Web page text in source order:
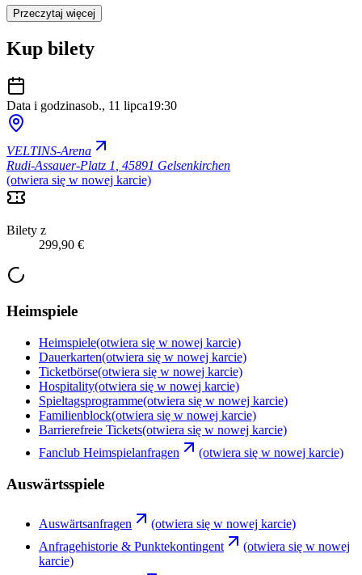
Przeczytaj więcej
Kup bilety
Data i godzinasob., 11 lipca19:30
VELTINS-Arena
Rudi-Assauer-Platz 1 45891 Gelsenkirchen
(otwiera się w nowej karcie)
Bilety z
299,90 €
Heimspiele
Heimspiele(otwiera się w nowej karcie)
Dauerkarten(otwiera się w nowej karcie)
Ticketbörse(otwiera się w nowej karcie)
Hospitality(otwiera się w nowej karcie)
Spieltagsprogramme(otwiera się w nowej karcie)
Familienblock(otwiera się w nowej karcie)
Barrierefreie Tickets(otwiera się w nowej karcie)
Fanclub Heimspielanfragen
(otwiera się w nowej karcie)
Auswärtsspiele
Auswärtsanfragen
(otwiera się w nowej karcie)
Anfragehistorie & Punktekontingent
(otwiera się w nowej
karcie)